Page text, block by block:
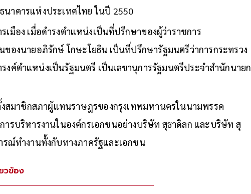
าคารแห่งประเทศไทย ในปี 2550
มือง เมื่อดำรงตำแหน่งเป็นที่ปรึกษาของผู้ว่าราชการ
องนายอภิรักษ์ โกษะโยธิน เป็นที่ปรึกษารัฐมนตรีว่าการกระทรวง
ค์ตำแหน่งเป็นรัฐมนตรี เป็นเลขานุการรัฐมนตรีประจำสำนักนายก
งสมาชิกสภาผู้แทนราษฎรของกรุงเทพมหานครในนามพรรค
รบริหารงานในองค์กรเอกชนอย่างบริษัท สุธาดิลก และบริษัท สุ
รณ์ทำงานทั้งกับทางภาครัฐและเอกชน
วข้อง